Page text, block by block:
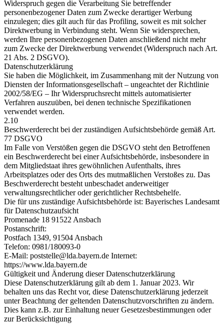
Widerspruch gegen die Verarbeitung Sie betreffender
personenbezogener Daten zum Zwecke derartiger Werbung
einzulegen; dies gilt auch für das Profiling, soweit es mit solcher
Direktwerbung in Verbindung steht. Wenn Sie widersprechen,
werden Ihre personenbezogenen Daten anschließend nicht mehr
zum Zwecke der Direktwerbung verwendet (Widerspruch nach Art.
21 Abs. 2 DSGVO).
Datenschutzerklärung
Sie haben die Möglichkeit, im Zusammenhang mit der Nutzung von
Diensten der Informationsgesellschaft – ungeachtet der Richtlinie
2002/58/EG – Ihr Widerspruchsrecht mittels automatisierter
Verfahren auszuüben, bei denen technische Spezifikationen
verwendet werden.
2.10
Beschwerderecht bei der zuständigen Aufsichtsbehörde gemäß Art.
77 DSGVO
Im Falle von Verstößen gegen die DSGVO steht den Betroffenen
ein Beschwerderecht bei einer Aufsichtsbehörde, insbesondere in
dem Mitgliedstaat ihres gewöhnlichen Aufenthalts, ihres
Arbeitsplatzes oder des Orts des mutmaßlichen Verstoßes zu. Das
Beschwerderecht besteht unbeschadet anderweitiger
verwaltungsrechtlicher oder gerichtlicher Rechtsbehelfe.
Die für uns zuständige Aufsichtsbehörde ist: Bayerisches Landesamt
für Datenschutzaufsicht
Promenade 18 91522 Ansbach
Postanschrift:
Postfach 1349, 91504 Ansbach
Telefon: 0981/180093-0
E-Mail:
ed.nreyab.adl
@elletstsop
Internet:
https://www.lda.bayern.de
Gültigkeit und Änderung dieser Datenschutzerklärung
Diese Datenschutzerklärung gilt ab dem 1. Januar 2023. Wir
behalten uns das Recht vor, diese Datenschutzerklärung jederzeit
unter Beachtung der geltenden Datenschutzvorschriften zu ändern.
Dies kann z.B. zur Einhaltung neuer Gesetzesbestimmungen oder
zur Berücksichtigung